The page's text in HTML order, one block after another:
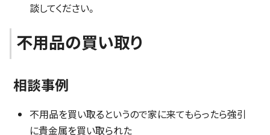
談してください。
不用品の買い取り
相談事例
不用品を買い取るというので家に来てもらったら強引
に貴金属を買い取られた